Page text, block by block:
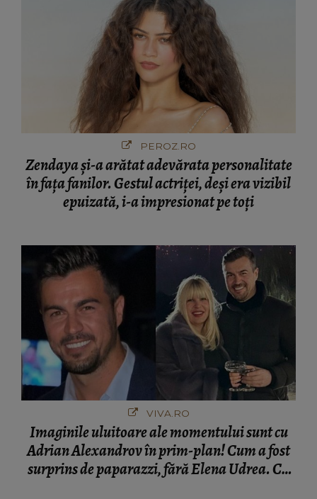
PEROZ.RO
Zendaya și-a arătat adevărata personalitate
în fața fanilor. Gestul actriței, deși era vizibil
epuizată, i-a impresionat pe toți
VIVA.RO
Imaginile uluitoare ale momentului sunt cu
Adrian Alexandrov în prim-plan! Cum a fost
surprins de paparazzi, fără Elena Udrea. Cu